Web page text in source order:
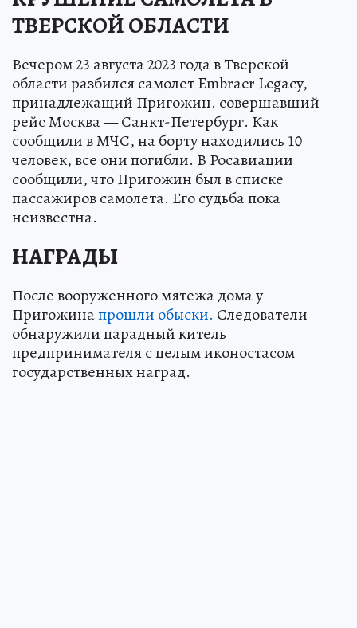
ТВЕРСКОЙ ОБЛАСТИ
Вечером 23 августа 2023 года в Тверской
области разбился самолет Embraer Legacy,
принадлежащий Пригожин. совершавший
рейс Москва — Санкт-Петербург. Как
сообщили в МЧС, на борту находились 10
человек, все они погибли. В Росавиации
сообщили, что Пригожин был в списке
пассажиров самолета. Его судьба пока
неизвестна.
НАГРАДЫ
После вооруженного мятежа дома у
Пригожинапрошли обыски. Следователи
обнаружили парадный китель
предпринимателя с целым иконостасом
государственных наград.